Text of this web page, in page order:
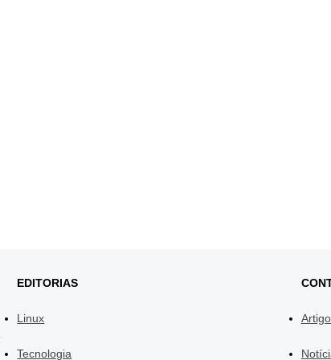
EDITORIAS
Linux
Tecnologia